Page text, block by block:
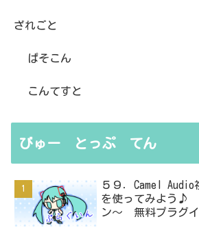
ざれごと
ぱそこん
こんてすと
びゅー とっぷ てん
５９．Camel
を使ってみよう♪
ン～ 無料プラグ